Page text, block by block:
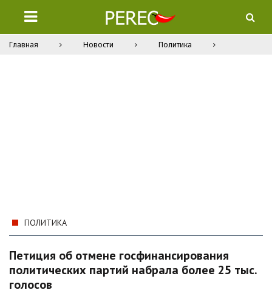
Главная Новости Политика
ПОЛИТИКА
Петиция об отмене госфинансирования
политических партий набрала более 25 тыс.
голосов